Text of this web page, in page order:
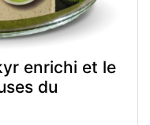
enrichi et le
du